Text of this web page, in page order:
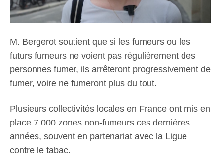
M. Bergerot soutient que si les fumeurs ou les
futurs fumeurs ne voient pas régulièrement des
personnes fumer, ils arrêteront progressivement de
fumer, voire ne fumeront plus du tout.
Plusieurs collectivités locales en France ont mis en
place 7 000 zones non-fumeurs ces dernières
années, souvent en partenariat avec la Ligue
contre le tabac.